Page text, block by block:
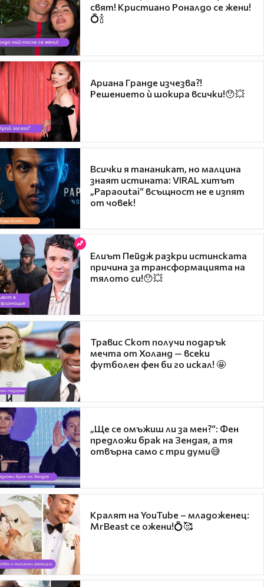
свят! Кристиано Роналдо се жени!
💍🍾
Ариана Гранде изчезва?!
Решението ѝ шокира всички!😯💥
Всички я тананикат, но малцина
знаят истината: VIRAL хитът
„Papaoutai“ всъщност не е изпят
от човек!
Елиът Пейдж разкри истинската
причина за трансформацията на
тялото си!😯💥
Травис Скот получи подарък
мечта от Холанд — всеки
футболен фен би го искал! 🤩
„Ще се омъжиш ли за мен?“: Фен
предложи брак на Зендая, а тя
отвърна само с три думи😅
Кралят на YouTube – младоженец:
MrBeast се ожени!💍🥰